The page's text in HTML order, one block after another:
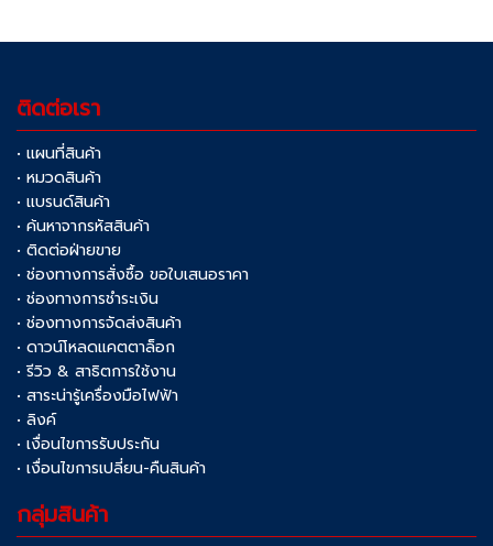
ติดต่อเรา
• แผนที่สินค้า
• หมวดสินค้า
• แบรนด์สินค้า
• ค้นหาจากรหัสสินค้า
• ติดต่อฝ่ายขาย
• ช่องทางการสั่งซื้อ ขอใบเสนอราคา
• ช่องทางการชำระเงิน
• ช่องทางการจัดส่งสินค้า
• ดาวน์โหลดแคตตาล็อก
• รีวิว & สาธิตการใช้งาน
• สาระน่ารู้เครื่องมือไฟฟ้า
• ลิงค์
• เงื่อนไขการรับประกัน
• เงื่อนไขการเปลี่ยน-คืนสินค้า
กลุ่มสินค้า